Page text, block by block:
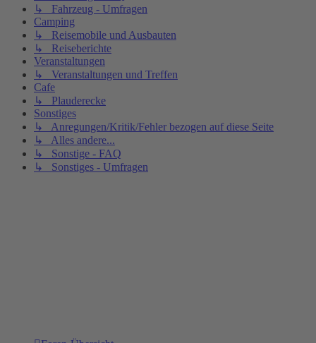
↳ Fahrzeug - Umfragen
Camping
↳ Reisemobile und Ausbauten
↳ Reiseberichte
Veranstaltungen
↳ Veranstaltungen und Treffen
Cafe
↳ Plauderecke
Sonstiges
↳ Anregungen/Kritik/Fehler bezogen auf diese Seite
↳ Alles andere...
↳ Sonstige - FAQ
↳ Sonstiges - Umfragen